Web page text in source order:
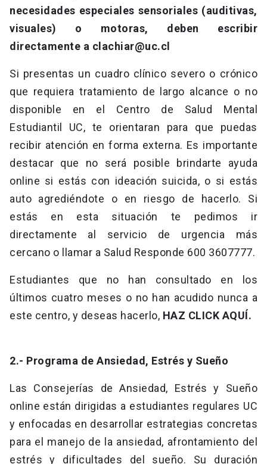
necesidades especiales sensoriales (auditivas,
visuales) o motoras, deben escribir
directamente a clachiar@uc.cl
Si presentas un cuadro clínico severo o crónico
que requiera tratamiento de largo alcance o no
disponible en el Centro de Salud Mental
Estudiantil UC, te orientaran para que puedas
recibir atención en forma externa. Es importante
destacar que no será posible brindarte ayuda
online si estás con ideación suicida, o si estás
auto agrediéndote o en riesgo de hacerlo. Si
estás en esta situación te pedimos ir
directamente al servicio de urgencia más
cercano o llamar a Salud Responde 600 3607777.
Estudiantes que no han consultado en los
últimos cuatro meses o no han acudido nunca a
este centro, y deseas hacerlo, HAZ CLICK AQUÍ.
2.- Programa de Ansiedad, Estrés y Sueño
Las Consejerías de Ansiedad, Estrés y Sueño
online están dirigidas a estudiantes regulares UC
y enfocadas en desarrollar estrategias concretas
para el manejo de la ansiedad, afrontamiento del
estrés y dificultades del sueño. Su duración